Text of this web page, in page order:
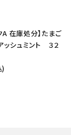
A 在庫処分】たまご
シュミント ３２